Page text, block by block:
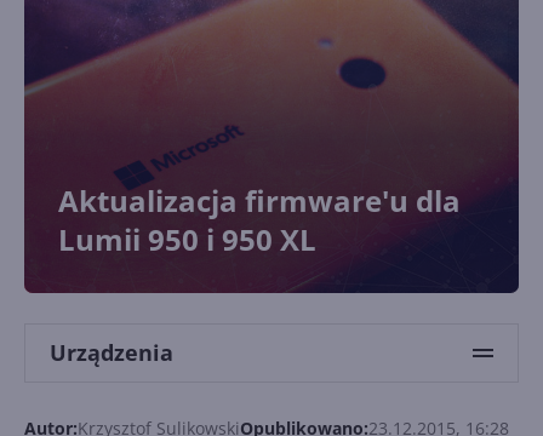
Aktualizacja firmware'u dla
Lumii 950 i 950 XL
Urządzenia
Autor:Krzysztof SulikowskiOpublikowano:23.12.2015, 16:28